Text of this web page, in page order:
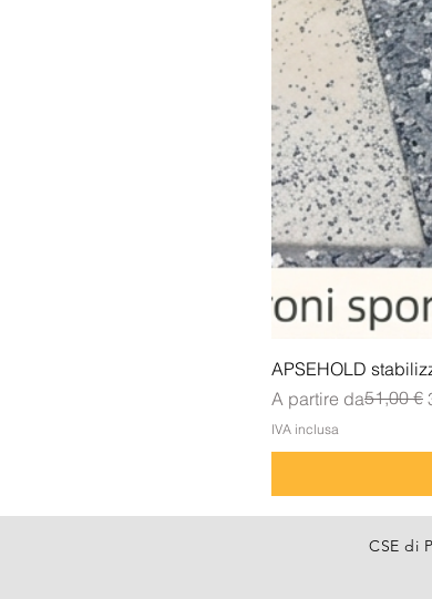
APSEHOLD
A partire da
Prezzo regolare51,00 €
Prezzo scontato
IVA inclusa
CSE di